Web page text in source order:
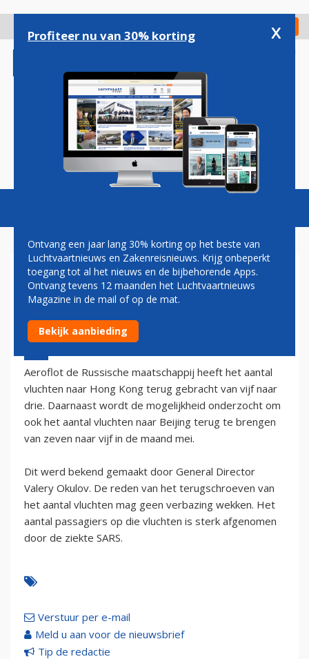
gaan
Check in
Magazine Podcasts Vacatures
AEROFLOT VERMINDERT
AANTAL VLUCHTEN
29 april 2003 - 2:00
Aeroflot de Russische maatschappij heeft het aantal
vluchten naar Hong Kong terug gebracht van vijf naar
drie. Daarnaast wordt de mogelijkheid onderzocht om
ook het aantal vluchten naar Beijing terug te brengen
van zeven naar vijf in de maand mei.
Dit werd bekend gemaakt door General Director
Valery Okulov. De reden van het terugschroeven van
het aantal vluchten mag geen verbazing wekken. Het
aantal passagiers op die vluchten is sterk afgenomen
door de ziekte SARS.
Verstuur per e-mail
Meld u aan voor de nieuwsbrief
Tip de redactie
Profiteer nu van 30% korting x
Ontvang een jaar lang 30% korting op het beste van
Luchtvaartnieuws en Zakenreisnieuws. Krijg onbeperkt
toegang tot al het nieuws en de bijbehorende Apps.
Ontvang tevens 12 maanden het Luchtvaartnieuws
Magazine in de mail of op de mat.
Bekijk aanbieding